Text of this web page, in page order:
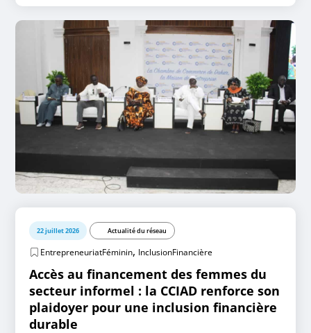
22 juillet 2026 Actualité du réseau
EntrepreneuriatFéminin, InclusionFinancière
Accès au financement des femmes du
secteur informel : la CCIAD renforce son
plaidoyer pour une inclusion financière
durable